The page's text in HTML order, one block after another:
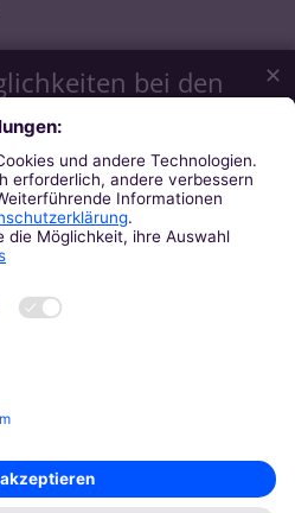
bei den
Datenschutz
Webseiten-Erlebnis bieten.
die für das Funktionieren
sind. Mit Ihrer Zustimmung
und andere Technologien, die
(Videos über Youtube, Audios
über MapTiler ...) oder zu
Sie zulassen möchten.
auf Basis Ihrer Einstellungen
Funktionalitäten der Seite zur
und die Möglichkeit
✕